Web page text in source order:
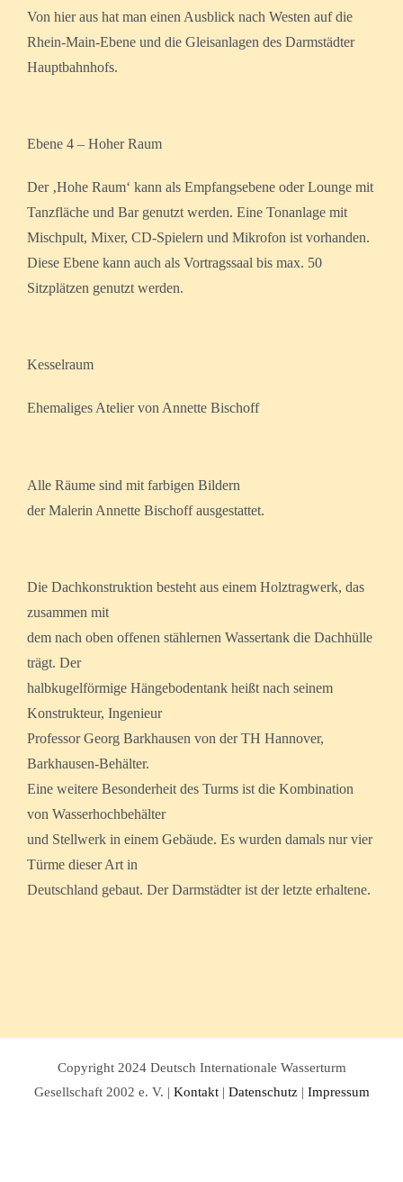
Von hier aus hat man einen Ausblick nach Westen auf die
Rhein-Main-Ebene und die Gleisanlagen des Darmstädter
Hauptbahnhofs.
Ebene 4 – Hoher Raum
Der ‚Hohe Raum‘ kann als Empfangsebene oder Lounge mit
Tanzfläche und Bar genutzt werden. Eine Tonanlage mit
Mischpult, Mixer, CD-Spielern und Mikrofon ist vorhanden.
Diese Ebene kann auch als Vortragssaal bis max. 50
Sitzplätzen genutzt werden.
Kesselraum
Ehemaliges Atelier von Annette Bischoff
Alle Räume sind mit farbigen Bildern
der Malerin Annette Bischoff ausgestattet.
Die Dachkonstruktion besteht aus einem Holztragwerk, das
zusammen mit
dem nach oben offenen stählernen Wassertank die Dachhülle
trägt. Der
halbkugelförmige Hängebodentank heißt nach seinem
Konstrukteur, Ingenieur
Professor Georg Barkhausen von der TH Hannover,
Barkhausen-Behälter.
Eine weitere Besonderheit des Turms ist die Kombination
von Wasserhochbehälter
und Stellwerk in einem Gebäude. Es wurden damals nur vier
Türme dieser Art in
Deutschland gebaut. Der Darmstädter ist der letzte erhaltene.
Copyright 2024 Deutsch Internationale Wasserturm
Gesellschaft 2002 e. V. | Kontakt| Datenschutz| Impressum